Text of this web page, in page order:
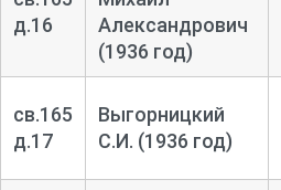
д.16
Александрович
(1936 год)
св.165
д.17
Выгорницкий
С.И. (1936 год)